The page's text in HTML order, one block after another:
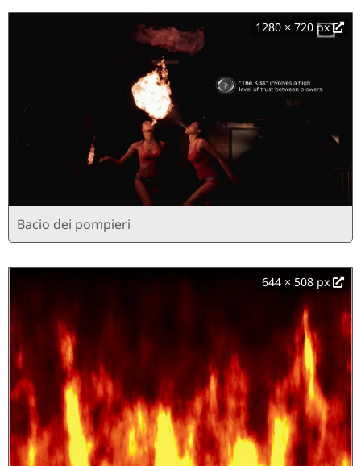
1280 × 720 px
Bacio dei pompieri
644 × 508 px